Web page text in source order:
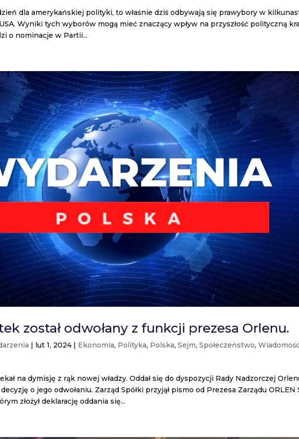
dla amerykańskiej polityki, to właśnie dziś odbywają się prawybory w
Wyniki tych wyborów mogą mieć znaczący wpływ na przyszłość polityczną
o nominacje w Partii...
został odwołany z funkcji prezesa Orlenu.
lut 1, 2024 Ekonomia, Polityka, Polska,Sejm,Społeczeństwo,
na dymisję z rąk nowej władzy. Oddał się do dyspozycji Rady Nadzorczej
o jego odwołaniu. Zarząd Spółki przyjął pismo od Prezesa Zarządu ORLEN
złożył deklarację oddania się...